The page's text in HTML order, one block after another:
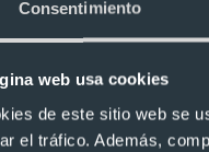
Consentimiento
web usa cookies
de este sitio web se
el tráfico. Además,
Portaminas
acero inox con
Ref. 887385
Recíbelo